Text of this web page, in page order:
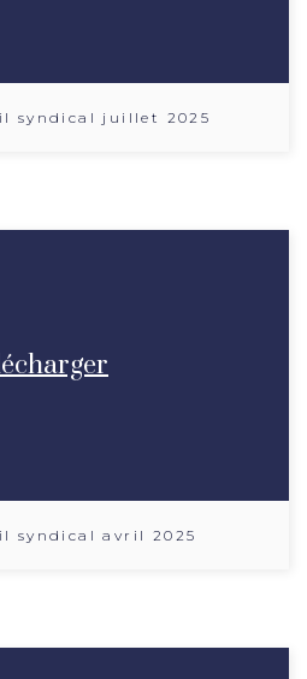
syndical juillet 2025
syndical avril 2025